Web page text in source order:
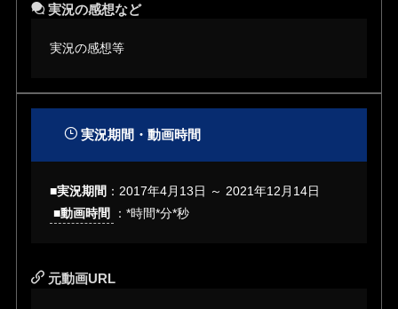
実況の感想など
実況の感想等
実況期間・動画時間
■実況期間 ：2017年4月13日 ～ 2021年12月14日
■動画時間
：*時間*分*秒
元動画URL